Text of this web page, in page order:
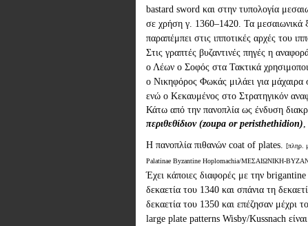
bastard sword και στην τυπολογία
σε χρήση γ. 1360–1420. Τα μεσαιωνικά
παραπέμπει στις ιπποτικές αρχές του
Στις γραπτές βυζαντινές πηγές η
ο Λέων ο Σοφός στα Τακτικά
ο Νικηφόρος Φωκάς μιλάει για
ενώ ο Κεκαυμένος στο Στρατηγικόν
Κάτω από την πανοπλία ως ένδυση
περιθεθίδιον (zoupa or peristhethidion)
Η πανοπλία πιθανών coat of plates.
[πληρ.
Palatinae Byzantine Hoplomachia/ΜΕΣΑΙΩΝΙΚΗ-
Έχει κάποιες διαφορές με την brigantine
δεκαετία του 1340 και σπάνια τη
δεκαετία του 1350 και επέζησαν μέχρι
large plate patterns Wisby/Kussnach